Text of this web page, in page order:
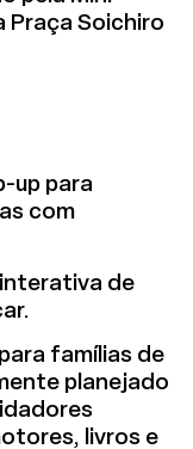
Praça Soichiro
up para
com
de
famílias de
planejado
livros e